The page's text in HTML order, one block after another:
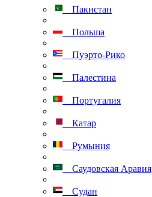
Пакистан
Польша
Пуэрто-Рико
Палестина
Португалия
Катар
Румыния
Саудовская Аравия
Судан